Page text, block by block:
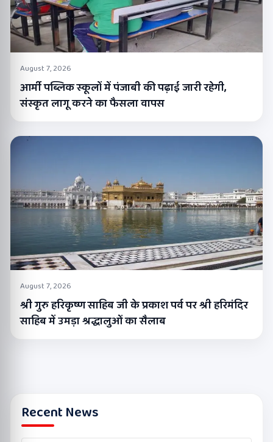
August 7, 2026
आर्मी पब्लिक स्कूलों में पंजाबी की पढ़ाई जारी रहेगी,
संस्कृत लागू करने का फैसला वापस
August 7, 2026
श्री गुरु हरिकृष्ण साहिब जी के प्रकाश पर्व पर श्री हरिमंदिर
साहिब में उमड़ा श्रद्धालुओं का सैलाब
Recent News